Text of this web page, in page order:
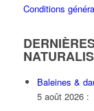
Conditions
Baleines &
5 août 2026: